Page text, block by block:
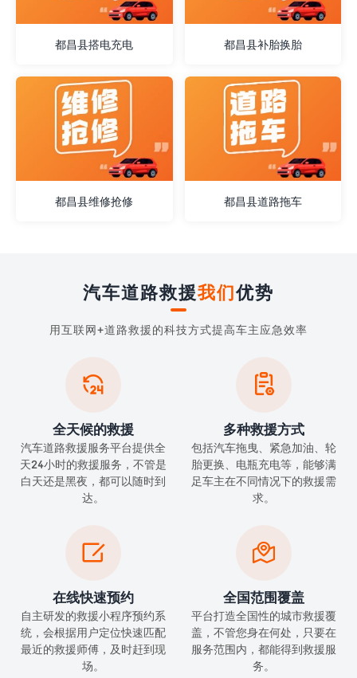
都昌县搭电充电 都昌县补胎换胎
都昌县维修抢修 都昌县道路拖车
汽车道路救援我们优势
用互联网+道路救援的科技方式提高车主应急效率

全天候的救援
汽车道路救援服务平台提供全
天24小时的救援服务，不管是
白天还是黑夜，都可以随时到
达。

多种救援方式
包括汽车拖曳、紧急加油、轮
胎更换、电瓶充电等，能够满
足车主在不同情况下的救援需
求。

在线快速预约
自主研发的救援小程序预约系
统，会根据用户定位快速匹配
最近的救援师傅，及时赶到现
场。

全国范围覆盖
平台打造全国性的城市救援覆
盖，不管您身在何处，只要在
服务范围内，都能得到救援服
务。